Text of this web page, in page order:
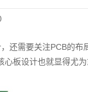
还需要关注PCB的
板设计也就显得尤为